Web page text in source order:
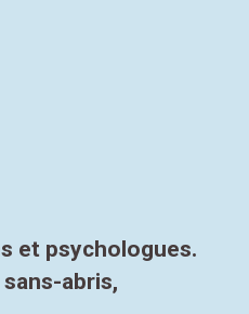
et psychologues.
abris,